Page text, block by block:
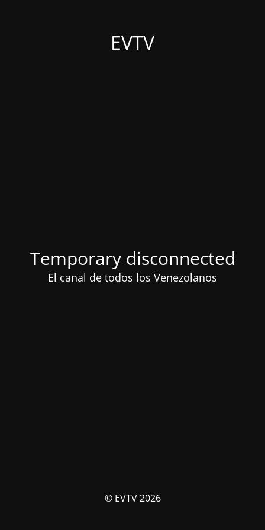
EVTV
Temporary disconnected
El canal de todos los Venezolanos
© EVTV 2026